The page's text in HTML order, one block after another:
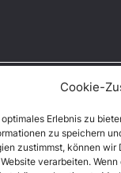
Cookie-
optimales Erlebnis zu
zu speichern
zustimmst, können
verarbeiten.